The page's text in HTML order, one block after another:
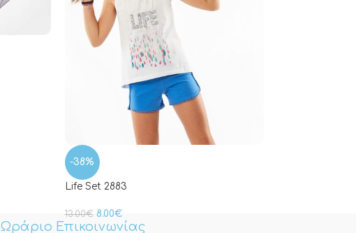
-38%
Life Set 2883
13.00€ 8.00€
Ωράριο Επικοινωνίας